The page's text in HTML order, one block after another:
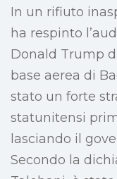
In un rifiuto
ha respinto
Donald Trump
base aerea di
stato un forte
statunitensi
lasciando il
Secondo la